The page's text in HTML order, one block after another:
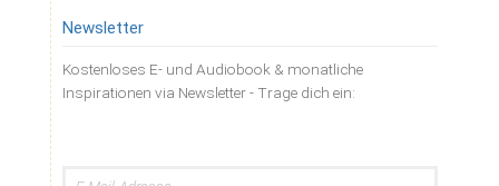
Newsletter
Kostenloses E- und Audiobook & monatliche
Inspirationen via Newsletter - Trage dich ein: